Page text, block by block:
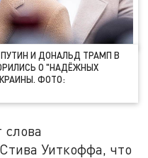
И ДОНАЛЬД ТРАМП В
О "НАДЁЖНЫХ
ФОТО:
слова
Уиткоффа, что